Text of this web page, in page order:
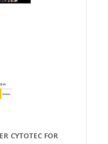
CYTOTEC FOR